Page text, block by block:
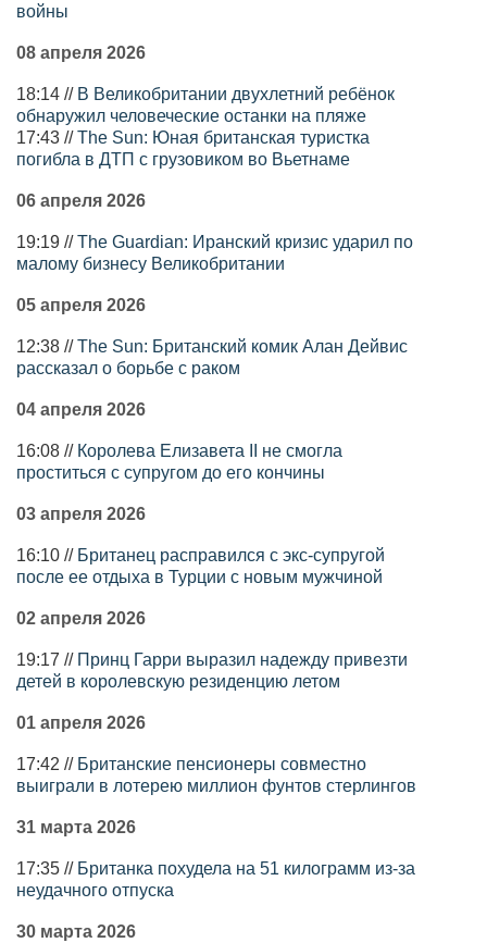
войны
08 апреля 2026
18:14 // В Великобритании двухлетний ребёнок
обнаружил человеческие останки на пляже
17:43 //The Sun: Юная британская туристка
погибла в ДТП с грузовиком во Вьетнаме
06 апреля 2026
19:19 //The Guardian: Иранский кризис ударил по
малому бизнесу Великобритании
05 апреля 2026
12:38 //The Sun: Британский комик Алан Дейвис
рассказал о борьбе с раком
04 апреля 2026
16:08 // Королева Елизавета II не смогла
проститься с супругом до его кончины
03 апреля 2026
16:10 // Британец расправился с экс-супругой
после ее отдыха в Турции с новым мужчиной
02 апреля 2026
19:17 // Принц Гарри выразил надежду привезти
детей в королевскую резиденцию летом
01 апреля 2026
17:42 // Британские пенсионеры совместно
выиграли в лотерею миллион фунтов стерлингов
31 марта 2026
17:35 // Британка похудела на 51 килограмм из-за
неудачного отпуска
30 марта 2026